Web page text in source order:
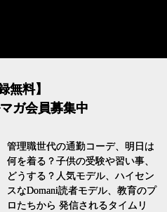
無料】
ガ会員募集中
管理職世代の通勤コーデ、明日は
何を着る？子供の受験や習い事、
どうする？人気モデル、ハイセン
スなDomani読者モデル、教育のプ
ロたちから 発信されるタイムリ